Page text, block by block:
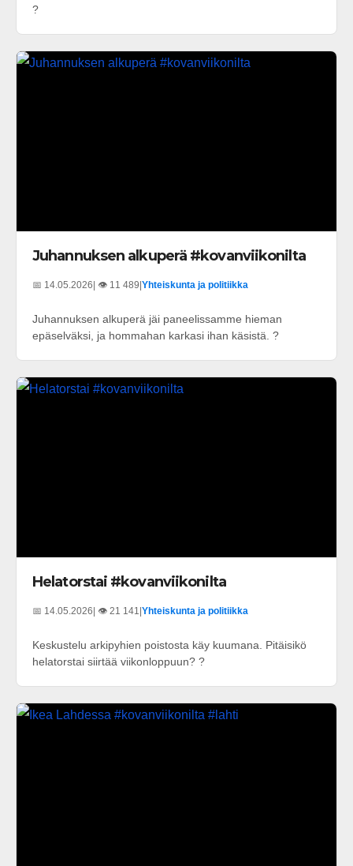
?
Juhannuksen alkuperä #kovanviikonilta
📅 14.05.2026 | 👁️ 11 489 Yhteiskunta ja politiikka
Juhannuksen alkuperä jäi paneelissamme hieman
epäselväksi, ja hommahan karkasi ihan käsistä. ?
Helatorstai #kovanviikonilta
📅 14.05.2026 | 👁️ 21 141 Yhteiskunta ja politiikka
Keskustelu arkipyhien poistosta käy kuumana. Pitäisikö
helatorstai siirtää viikonloppuun? ?